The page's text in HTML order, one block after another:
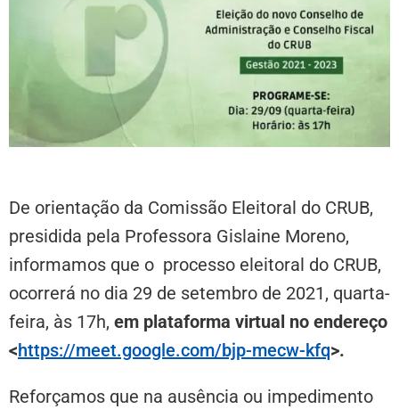
De orientação da Comissão Eleitoral do CRUB,
presidida pela Professora Gislaine Moreno,
informamos que o processo eleitoral do CRUB,
ocorrerá no dia 29 de setembro de 2021, quarta-
feira, às 17h, em plataforma virtual no endereço
<https://meet.google.com/bjp-mecw-kfq>.
Reforçamos que na ausência ou impedimento